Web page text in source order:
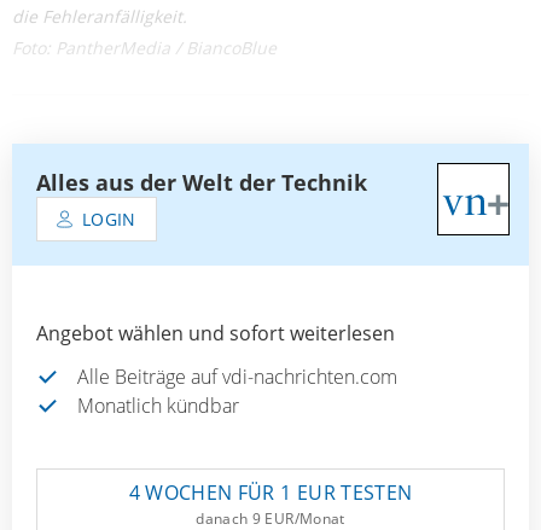
die Fehleranfälligkeit.
Foto: PantherMedia / BiancoBlue
Alles aus der Welt der Technik
LOGIN
Angebot wählen und sofort weiterlesen
Alle Beiträge auf vdi-nachrichten.com
Monatlich kündbar
4 WOCHEN FÜR 1 EUR TESTEN
danach 9 EUR/Monat